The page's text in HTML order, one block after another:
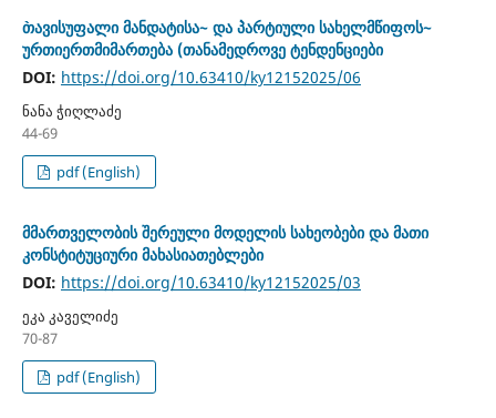
`თავისუფალი მანდატისა~ და `პარტიული სახელმწიფოს~
ურთიერთმიმართება (თანამედროვე ტენდენციები
DOI: https://doi.org/10.63410/ky12152025/06
ნანა ჭიღლაძე
44-69
pdf (English)
მმართველობის შერეული მოდელის სახეობები და მათი
კონსტიტუციური მახასიათებლები
DOI: https://doi.org/10.63410/ky12152025/03
ეკა კაველიძე
70-87
pdf (English)